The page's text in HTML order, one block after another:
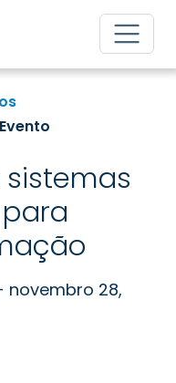
Evento
novembro 28,